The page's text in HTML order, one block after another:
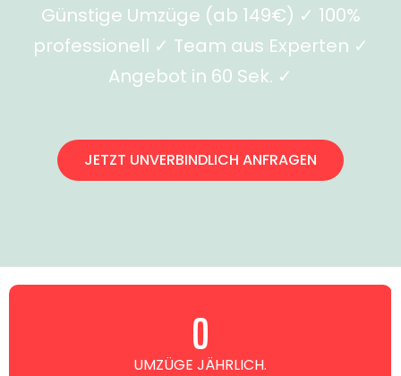
Günstige Umzüge (ab 149€) ✓ 100%
professionell ✓ Team aus Experten ✓
Angebot in 60 Sek. ✓
JETZT UNVERBINDLICH ANFRAGEN
UMZÜGE JÄHRLICH.
0